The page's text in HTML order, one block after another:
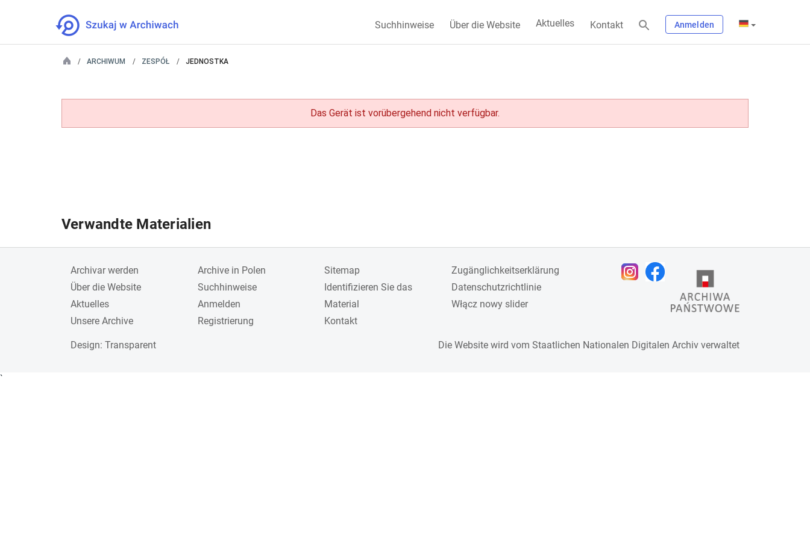
Suchhinweise Über die Website Aktuelles Kontakt Anmelden
ARCHIWUM ZESPÓŁ JEDNOSTKA
Das Gerät ist vorübergehend nicht verfügbar.
Verwandte Materialien
Archivar werden
Über die Website
Aktuelles
Unsere Archive
Archive in Polen
Suchhinweise
Anmelden
Registrierung
Sitemap
Identifizieren Sie das
Material
Kontakt
Zugänglichkeitserklärung
Datenschutzrichtlinie
Włącz nowy slider
Design: Transparent Die Website wird vom Staatlichen Nationalen Digitalen Archiv verwaltet
`